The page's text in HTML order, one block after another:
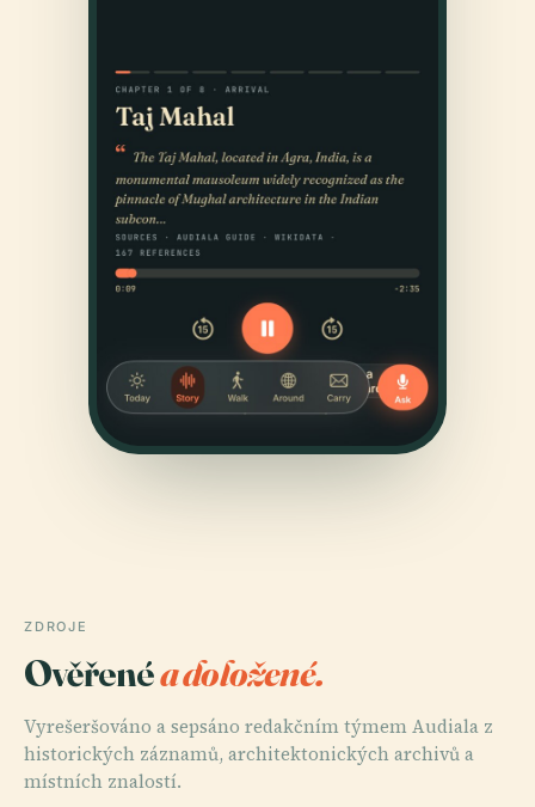
ZDROJE
Ověřenéa doložené.
Vyrešeršováno a sepsáno redakčním týmem Audiala z
historických záznamů, architektonických archivů a
místních znalostí.